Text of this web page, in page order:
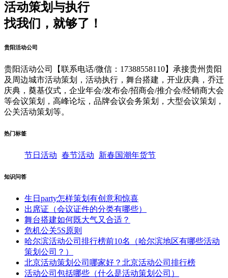
活动策划与执行
找我们，就够了！
贵阳活动公司
贵阳活动公司【联系电话/微信：17388558110】承接贵州贵阳
及周边城市活动策划，活动执行，舞台搭建，开业庆典，乔迁
庆典，奠基仪式，企业年会/发布会/招商会/推介会/经销商大会
等会议策划，高峰论坛，品牌会议会务策划，大型会议策划，
公关活动策划等。
热门标签
节日活动 春节活动 新春国潮年货节
知识问答
生日party怎样策划有创意和惊喜
出席证（会议证件的分类有哪些）
舞台搭建如何既大气又合适？
危机公关5S原则
哈尔滨活动公司排行榜前10名（哈尔滨地区有哪些活动
策划公司？）
北京活动策划公司哪家好？北京活动公司排行榜
活动公司包括哪些（什么是活动策划公司）